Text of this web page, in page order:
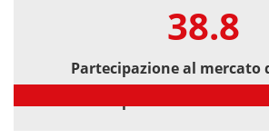
38.8
Partecipazione al mercato